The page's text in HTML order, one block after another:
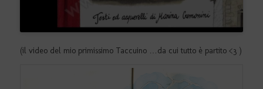
(il video del mio primissimo Taccuino …da cui tutto è partito <3 )